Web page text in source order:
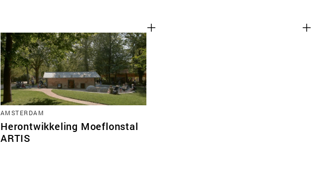
AMSTERDAM
Herontwikkeling Moeflonstal
ARTIS